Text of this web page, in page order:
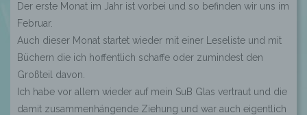
Der erste Monat im Jahr ist vorbei und so befinden wir uns im
Februar.
Auch dieser Monat startet wieder mit einer Leseliste und mit
Büchern die ich hoffentlich schaffe oder zumindest den
Großteil davon.
Ich habe vor allem wieder auf mein SuB Glas vertraut und die
damit zusammenhängende Ziehung und war auch eigentlich